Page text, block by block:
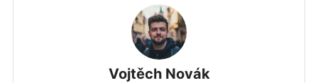
Vojtěch Novák